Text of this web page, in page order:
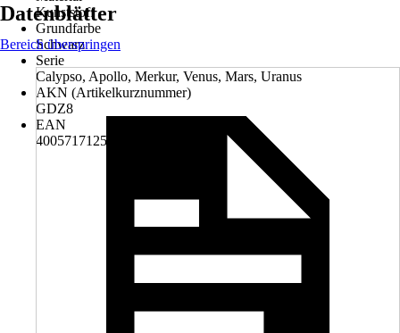
Kunststoff
Grundfarbe
Schwarz
Serie
Calypso, Apollo, Merkur, Venus, Mars, Uranus
AKN (Artikelkurznummer)
GDZ8
EAN
4005717125042
Datenblätter
Bereich überspringen